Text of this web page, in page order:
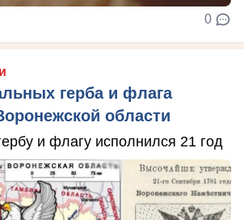
0
герба и флага
области
и флагу исполнился 21 год